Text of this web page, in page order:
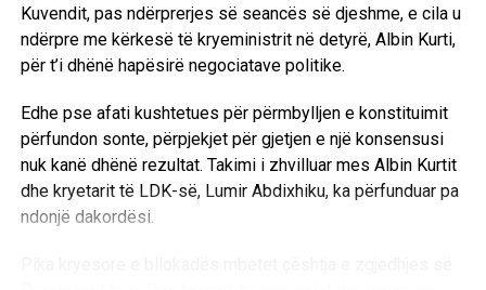
Kuvendit, pas ndërprerjes së seancës së djeshme, e cila u
ndërpre me kërkesë të kryeministrit në detyrë, Albin Kurti,
për t’i dhënë hapësirë negociatave politike.
Edhe pse afati kushtetues për përmbylljen e konstituimit
përfundon sonte, përpjekjet për gjetjen e një konsensusi
nuk kanë dhënë rezultat. Takimi i zhvilluar mes Albin Kurtit
dhe kryetarit të LDK-së, Lumir Abdixhiku, ka përfunduar pa
ndonjë dakordësi.